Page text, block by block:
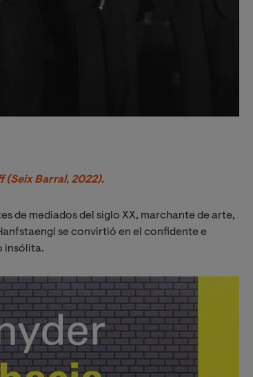
(Seix Barral, 2022).
de mediados del siglo XX, marchante de arte,
se convirtió en el confidente e
insólita.